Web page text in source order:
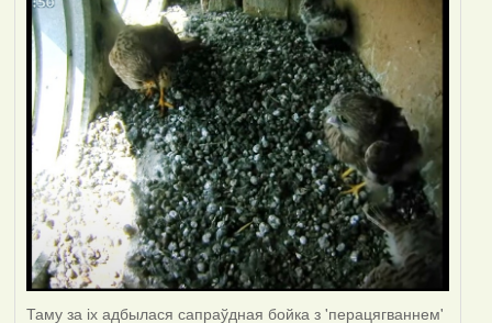
Таму за іх адбылася сапраўдная бойка з 'перацягваннем'